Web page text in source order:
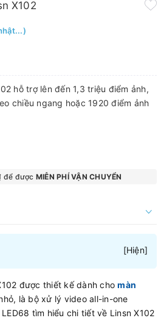
X102
hỗ trợ lên đến 1,3 triệu điểm ảnh,
chiều ngang hoặc 1920 điểm ảnh
để được MIỄN PHÍ VẬN CHUYỂN
[Hiện]
được thiết kế dành chomàn
là bộ xử lý video all-in-one
tìm hiểu chi tiết về Linsn X102